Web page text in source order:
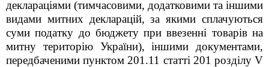
деклараціями (тимчасовими, додатковими та іншими
видами митних декларацій, за якими сплачуються
суми податку до бюджету при ввезенні товарів на
митну територію України), іншими документами,
передбаченими пунктом 201.11 статті 201 розділу V